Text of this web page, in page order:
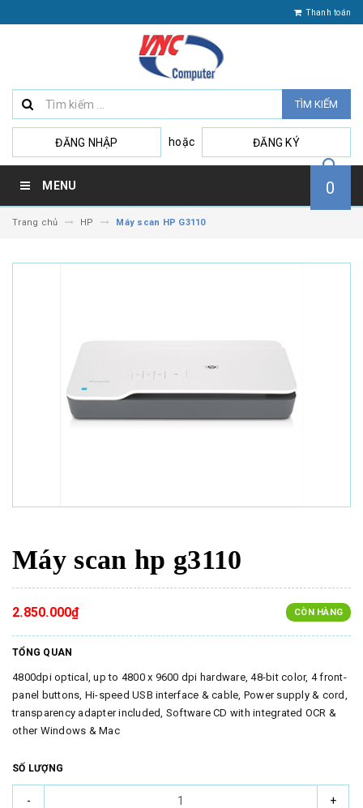
Thanh toán
TÌM KIẾM
ĐĂNG NHẬP hoặc ĐĂNG KÝ
MENU 0
Trang chủ HP Máy scan HP G3110
Máy scan hp g3110
2.850.000₫ CÒN HÀNG
TỔNG QUAN
4800dpi optical, up to 4800 x 9600 dpi hardware, 48-bit color, 4 front-
panel buttons, Hi-speed USB interface & cable, Power supply & cord,
transparency adapter included, Software CD with integrated OCR &
other Windows & Mac
SỐ LƯỢNG
- +